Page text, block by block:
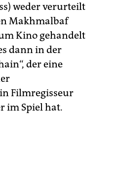
weder verurteilt
Makhmalbaf
Kino gehandelt
dann in der
der eine
Filmregisseur
im Spiel hat.